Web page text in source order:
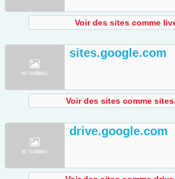
Voir des sites comme
sites.google.com
Voir des sites comme
drive.google.com